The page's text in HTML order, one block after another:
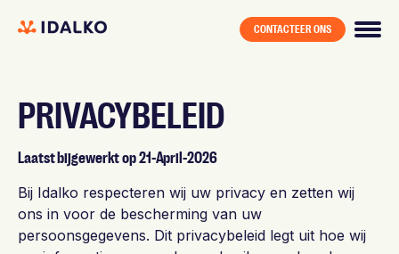
CONTACTEER ONS
PRIVACYBELEID
Laatst bijgewerkt op 21-April-2026
Bij Idalko respecteren wij uw privacy en zetten wij
ons in voor de bescherming van uw
persoonsgegevens. Dit privacybeleid legt uit hoe wij